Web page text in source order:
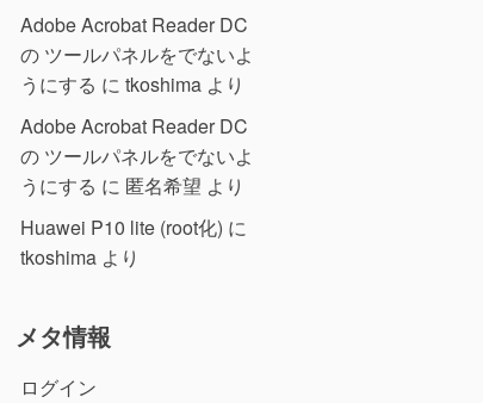
Adobe Acrobat Reader DC
の ツールパネルをでないよ
うにする に tkoshima より
Adobe Acrobat Reader DC
の ツールパネルをでないよ
うにする に 匿名希望 より
Huawei P10 lite (root化) に
tkoshima より
メタ情報
ログイン